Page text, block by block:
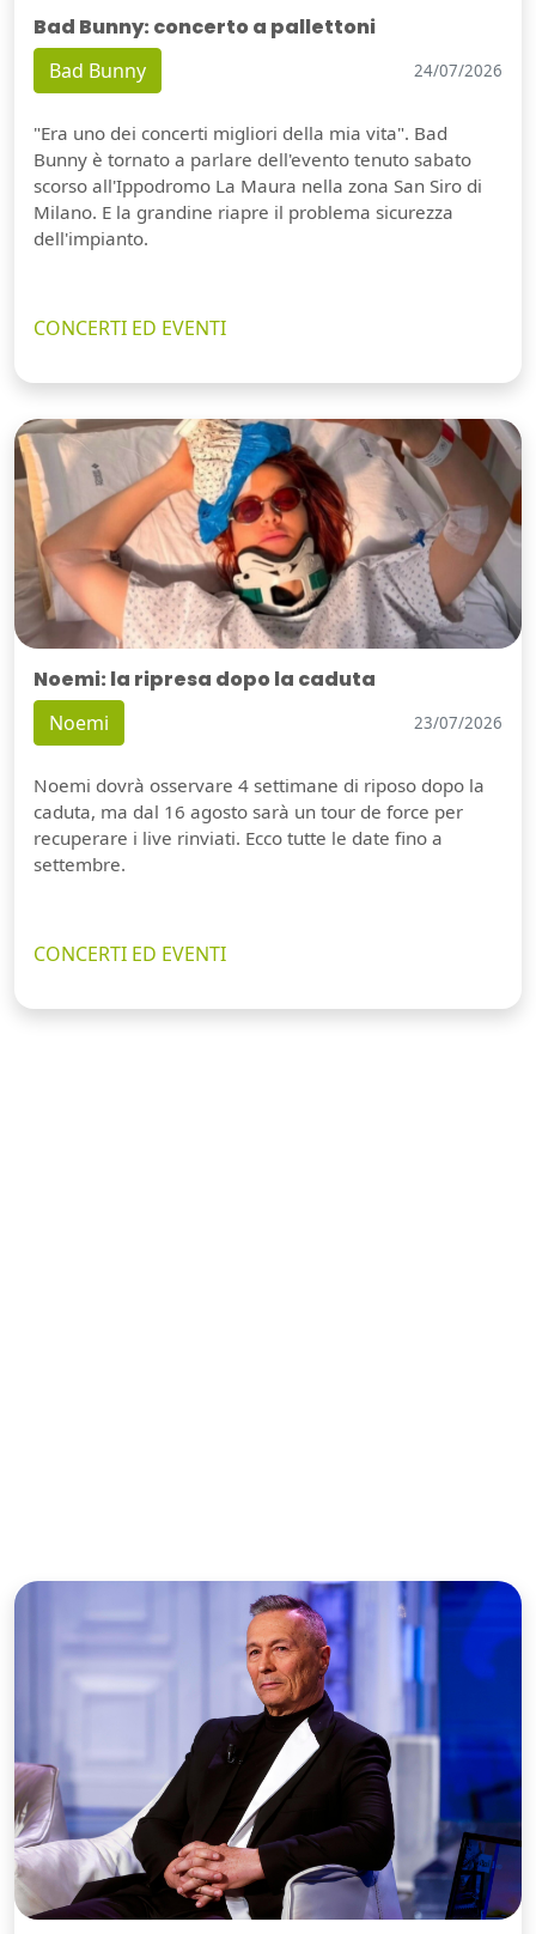
Bad Bunny: concerto a pallettoni
Bad Bunny 24/07/2026
"Era uno dei concerti migliori della mia vita". Bad
Bunny è tornato a parlare dell'evento tenuto sabato
scorso all'Ippodromo La Maura nella zona San Siro di
Milano. E la grandine riapre il problema sicurezza
dell'impianto.
CONCERTI ED EVENTI
Noemi: la ripresa dopo la caduta
Noemi 23/07/2026
Noemi dovrà osservare 4 settimane di riposo dopo la
caduta, ma dal 16 agosto sarà un tour de force per
recuperare i live rinviati. Ecco tutte le date fino a
settembre.
CONCERTI ED EVENTI